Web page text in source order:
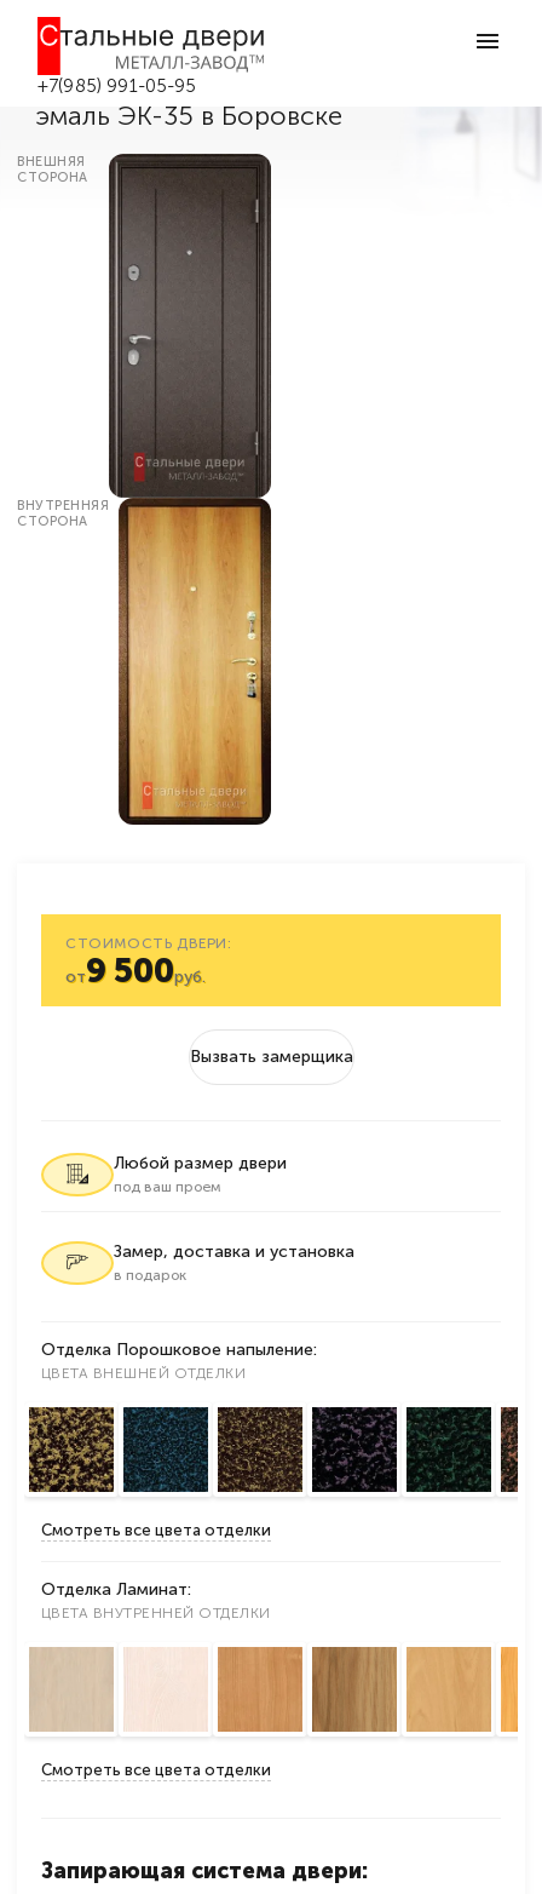
+7(985) 991-05-95
Дверь двухконтурная
металлическая эконом молотковая
эмаль ЭК-35 в Боровске
Главная
ВНЕШНЯЯ
СТОРОНА
ВНУТРЕННЯЯ
СТОРОНА
СТОИМОСТЬ ДВЕРИ:
от9 500руб.
Вызвать замерщика
Любой размер двери
под ваш проем
Замер, доставка и установка
в подарок
Отделка Порошковое напыление:
ЦВЕТА ВНЕШНЕЙ ОТДЕЛКИ
Смотреть все цвета отделки
Отделка Ламинат:
ЦВЕТА ВНУТРЕННЕЙ ОТДЕЛКИ
Смотреть все цвета отделки
Запирающая система двери: